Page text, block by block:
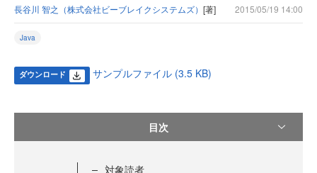
長谷川 智之（株式会社ビーブレイクシステムズ） [著] 2015/05/19 14:00
Java
ダウンロード サンプルファイル (3.5 KB)
目次
対象読者